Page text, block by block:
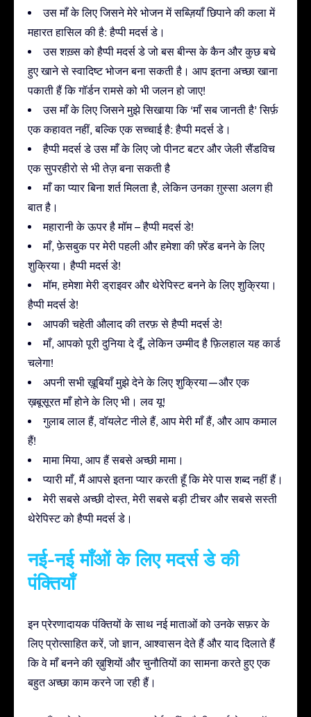
उस माँ के लिए जिसने मेरे भोजन में सब्ज़ियाँ छिपाने की कला में
महारत हासिल की है: हैप्पी मदर्स डे।
उस शख़्स को हैप्पी मदर्स डे जो बस बीन्स के कैन और कुछ बचे
हुए खाने से स्वादिष्ट भोजन बना सकती है। आप इतना अच्छा खाना
पकाती हैं कि गॉर्डन रामसे को भी जलन हो जाए!
उस माँ के लिए जिसने मुझे सिखाया कि ‘माँ सब जानती है’ सिर्फ़
एक कहावत नहीं, बल्कि एक सच्चाई है: हैप्पी मदर्स डे।
हैप्पी मदर्स डे उस माँ के लिए जो पीनट बटर और जेली सैंडविच
एक सुपरहीरो से भी तेज़ बना सकती है
माँ का प्यार बिना शर्त मिलता है, लेकिन उनका ग़ुस्सा अलग ही
बात है।
महारानी के ऊपर है मॉम – हैप्पी मदर्स डे!
माँ, फ़ेसबुक पर मेरी पहली और हमेशा की फ़्रेंड बनने के लिए
शुक्रिया। हैप्पी मदर्स डे!
मॉम, हमेशा मेरी ड्राइवर और थेरेपिस्ट बनने के लिए शुक्रिया।
हैप्पी मदर्स डे!
आपकी चहेती औलाद की तरफ़ से हैप्पी मदर्स डे!
माँ, आपको पूरी दुनिया दे दूँ, लेकिन उम्मीद है फ़िलहाल यह कार्ड
चलेगा!
अपनी सभी ख़ूबियाँ मुझे देने के लिए शुक्रिया—और एक
ख़बूसूरत माँ होने के लिए भी। लव यू!
गुलाब लाल हैं, वॉयलेट नीले हैं, आप मेरी माँ हैं, और आप कमाल
हैं!
मामा मिया, आप हैं सबसे अच्छी मामा।
प्यारी माँ, मैं आपसे इतना प्यार करती हूँ कि मेरे पास शब्द नहीं हैं।
मेरी सबसे अच्छी दोस्त, मेरी सबसे बड़ी टीचर और सबसे सस्ती
थेरेपिस्ट को हैप्पी मदर्स डे।
नई-नई माँओं के लिए मदर्स डे की
पंक्तियाँ
इन प्रेरणादायक पंक्तियों के साथ नई माताओं को उनके सफ़र के
लिए प्रोत्साहित करें, जो ज्ञान, आश्वासन देते हैं और याद दिलाते हैं
कि वे माँ बनने की ख़ुशियों और चुनौतियों का सामना करते हुए एक
बहुत अच्छा काम करने जा रही हैं।